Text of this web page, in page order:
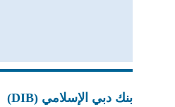
بنك دبي الإسلامي (DIB)